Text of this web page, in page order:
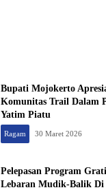
Bupati Mojokerto
Komunitas Trail Dalam
Yatim Piatu
Ragam 30 Maret 2026
Pelepasan Program
Lebaran Mudik-Balik Di